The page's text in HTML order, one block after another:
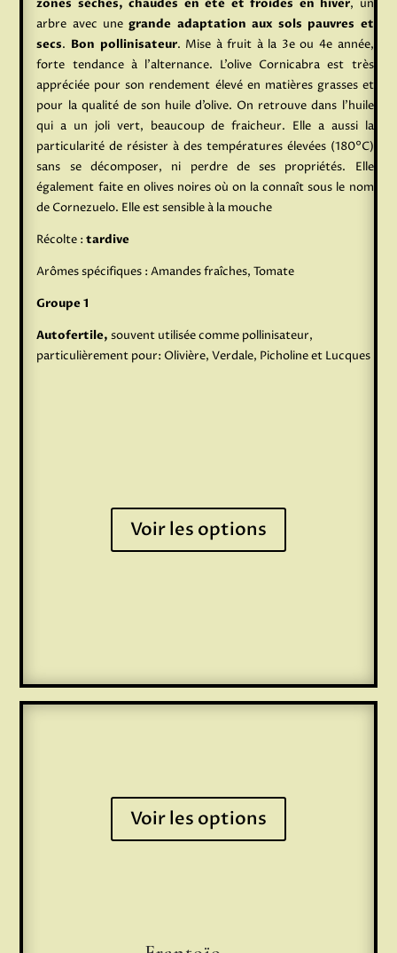
zones sèches, chaudes en été et froides en hiver, un
arbre avec unegrande adaptation aux sols pauvres et
secs. Bon pollinisateur. Mise à fruit à la 3e ou 4e année,
forte tendance à l’alternance. L’olive Cornicabra est très
appréciée pour son rendement élevé en matières grasses et
pour la qualité de son huile d’olive. On retrouve dans l’huile
qui a un joli vert, beaucoup de fraicheur. Elle a aussi la
particularité de résister à des températures élevées (180°C)
sans se décomposer, ni perdre de ses propriétés. Elle
également faite en olives noires où on la connaît sous le nom
de Cornezuelo. Elle est sensible à la mouche
Récolte :tardive
Arômes spécifiques : Amandes fraîches, Tomate
Groupe 1
Autofertile, souvent utilisée comme pollinisateur,
particulièrement pour: Olivière, Verdale, Picholine et Lucques
Voir les options
Voir les options